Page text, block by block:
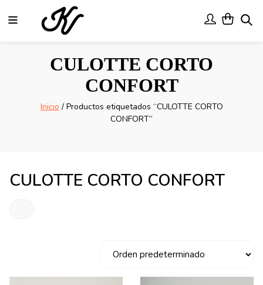
User User
CULOTTE CORTO
CONFORT
Inicio / Productos etiquetados “CULOTTE CORTO
CONFORT”
CULOTTE CORTO CONFORT